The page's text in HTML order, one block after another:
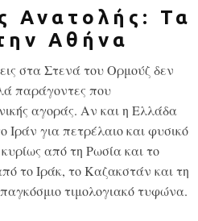
Ανατολής: Τα
Αθήνα
στα Στενά του Ορμούζ δεν
παράγοντες που
αγοράς. Αν και η Ελλάδα
Ιράν για πετρέλαιο και φυσικό
από τη Ρωσία και το
το Ιράκ, το Καζακστάν και τη
τιμολογιακό τυφώνα.